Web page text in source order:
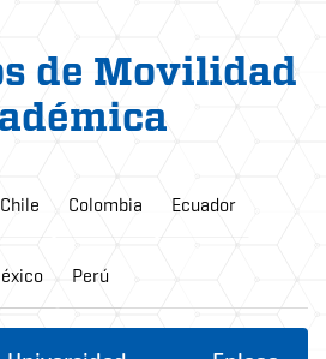
de Movilidad
Chile Colombia Ecuador
Perú